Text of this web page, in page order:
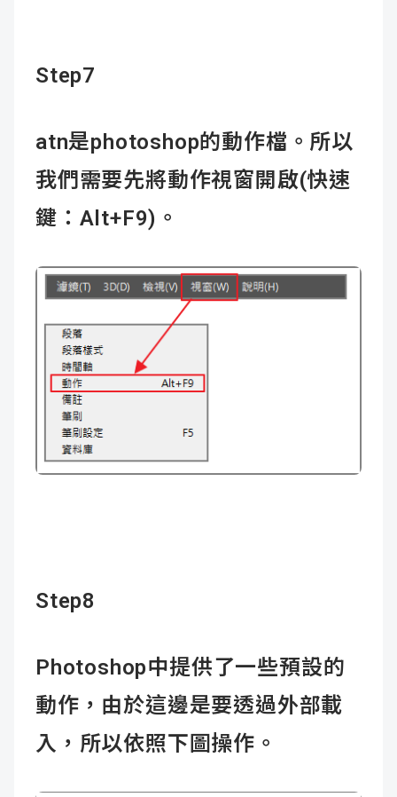
Step7
atn是photoshop的動作檔。所以
我們需要先將動作視窗開啟(快速
鍵：Alt+F9)。
Step8
Photoshop中提供了一些預設的
動作，由於這邊是要透過外部載
入，所以依照下圖操作。